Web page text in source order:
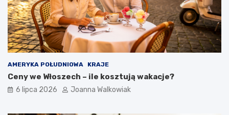
AMERYKA POŁUDNIOWA KRAJE
Ceny we Włoszech – ile kosztują wakacje?
6 lipca 2026 Joanna Walkowiak